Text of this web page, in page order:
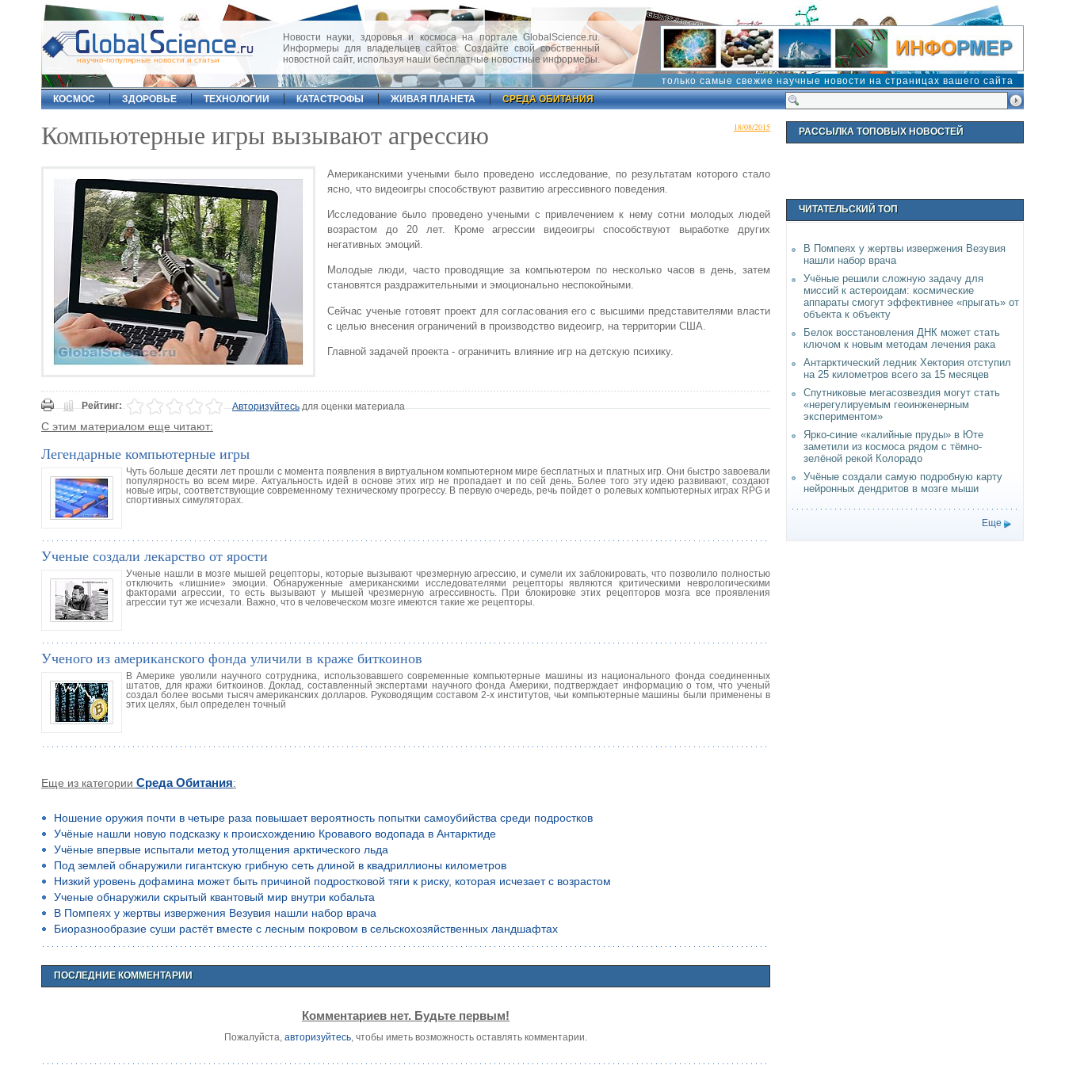
научно-популярные новости и статьи
Новости науки, здоровья и космоса на портале GlobalScience.ru.
Информеры для владельцев сайтов. Создайте свой собственный
новостной сайт, используя наши бесплатные новостные информеры.
только самые свежие научные новости на страницах вашего сайта
КОСМОС
ЗДОРОВЬЕ ТЕХНОЛОГИИ КАТАСТРОФЫ ЖИВАЯ ПЛАНЕТА СРЕДА ОБИТАНИЯ
18/08/2015
Компьютерные игры вызывают агрессию
Американскими учеными было проведено исследование, по результатам которого стало
ясно, что видеоигры способствуют развитию агрессивного поведения.
Исследование было проведено учеными с привлечением к нему сотни молодых людей
возрастом до 20 лет. Кроме агрессии видеоигры способствуют выработке других
негативных эмоций.
Молодые люди, часто проводящие за компьютером по несколько часов в день, затем
становятся раздражительными и эмоционально неспокойными.
Сейчас ученые готовят проект для согласования его с высшими представителями власти
с целью внесения ограничений в производство видеоигр, на территории США.
Главной задачей проекта - ограничить влияние игр на детскую психику.
Рейтинг: Авторизуйтесьдля оценки материала
С этим материалом еще читают:
Легендарные компьютерные игры
Чуть больше десяти лет прошли с момента появления в виртуальном компьютерном мире бесплатных и платных игр. Они быстро завоевали
популярность во всем мире. Актуальность идей в основе этих игр не пропадает и по сей день. Более того эту идею развивают, создают
новые игры, соответствующие современному техническому прогрессу. В первую очередь, речь пойдет о ролевых компьютерных играх RPG и
спортивных симуляторах.
Ученые создали лекарство от ярости
Ученые нашли в мозге мышей рецепторы, которые вызывают чрезмерную агрессию, и сумели их заблокировать, что позволило полностью
отключить «лишние» эмоции. Обнаруженные американскими исследователями рецепторы являются критическими неврологическими
факторами агрессии, то есть вызывают у мышей чрезмерную агрессивность. При блокировке этих рецепторов мозга все проявления
агрессии тут же исчезали. Важно, что в человеческом мозге имеются такие же рецепторы.
Ученого из американского фонда уличили в краже биткоинов
В Америке уволили научного сотрудника, использовавшего современные компьютерные машины из национального фонда соединенных
штатов, для кражи биткоинов. Доклад, составленный экспертами научного фонда Америки, подтверждает информацию о том, что ученый
создал более восьми тысяч американских долларов. Руководящим составом 2-х институтов, чьи компьютерные машины были применены в
этих целях, был определен точный
Еще из категории Среда Обитания:
Ношение оружия почти в четыре раза повышает вероятность попытки самоубийства среди подростков
Учёные нашли новую подсказку к происхождению Кровавого водопада в Антарктиде
Учёные впервые испытали метод утолщения арктического льда
Под землей обнаружили гигантскую грибную сеть длиной в квадриллионы километров
Низкий уровень дофамина может быть причиной подростковой тяги к риску, которая исчезает с возрастом
Ученые обнаружили скрытый квантовый мир внутри кобальта
В Помпеях у жертвы извержения Везувия нашли набор врача
Биоразнообразие суши растёт вместе с лесным покровом в сельскохозяйственных ландшафтах
ПОСЛЕДНИЕ КОММЕНТАРИИ
Комментариев нет. Будьте первым!
Пожалуйста, авторизуйтесь, чтобы иметь возможность оставлять комментарии.
РАССЫЛКА ТОПОВЫХ НОВОСТЕЙ
ЧИТАТЕЛЬСКИЙ ТОП
В Помпеях у жертвы извержения Везувия
нашли набор врача
Учёные решили сложную задачу для
миссий к астероидам: космические
аппараты смогут эффективнее «прыгать» от
объекта к объекту
Белок восстановления ДНК может стать
ключом к новым методам лечения рака
Антарктический ледник Хектория отступил
на 25 километров всего за 15 месяцев
Спутниковые мегасозвездия могут стать
«нерегулируемым геоинженерным
экспериментом»
Ярко-синие «калийные пруды» в Юте
заметили из космоса рядом с тёмно-
зелёной рекой Колорадо
Учёные создали самую подробную карту
нейронных дендритов в мозге мыши
Еще